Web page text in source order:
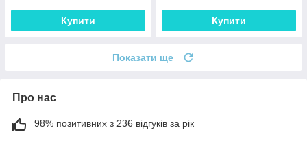
Купити Купити
Показати ще
Про нас
98% позитивних з 236 відгуків за рік